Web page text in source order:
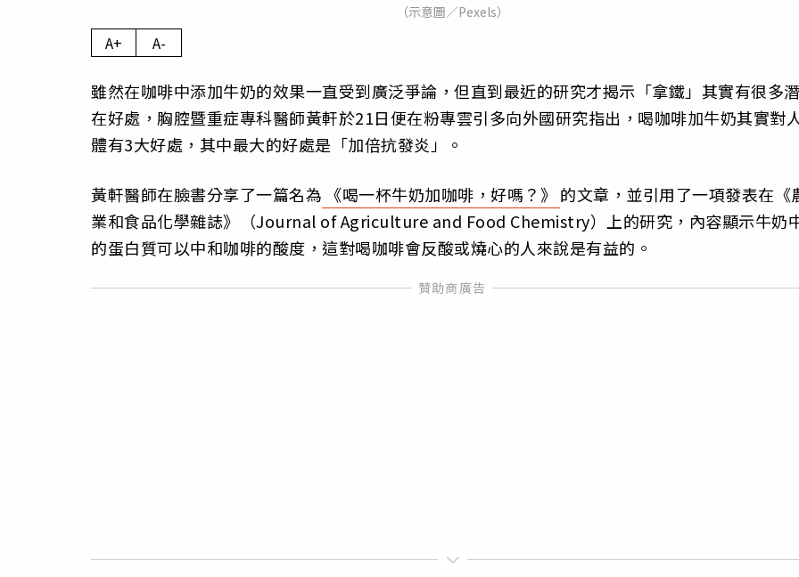
（示意圖／Pexels）
A+ A-
雖然在咖啡中添加牛奶的效果一直受到廣泛爭論，但直到最近的研究才揭示「拿鐵」其實有很多
在好處，胸腔暨重症專科醫師黃軒於21日便在粉專雲引多向外國研究指出，喝咖啡加牛奶其實對
體有3大好處，其中最大的好處是「加倍抗發炎」。
黃軒醫師在臉書分享了一篇名為 《喝一杯牛奶加咖啡，好嗎？》 的文章，並引用了一項發表在《
業和食品化學雜誌》（Journal of Agriculture and Food Chemistry）上的研究，內容顯示牛奶
的蛋白質可以中和咖啡的酸度，這對喝咖啡會反酸或燒心的人來說是有益的。